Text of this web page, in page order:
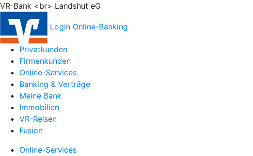
VR-Bank <br> Landshut eG
Login Online-Banking
Privatkunden
Firmenkunden
Online-Services
Banking & Verträge
Meine Bank
Immobilien
VR-Reisen
Fusion
Online-Services